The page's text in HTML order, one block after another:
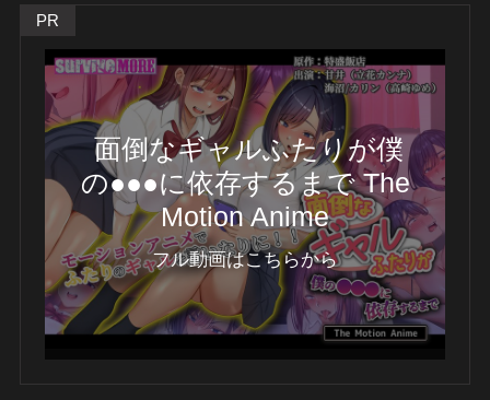
PR
面倒なギャルふたりが僕
の●●●に依存するまで The
Motion Anime
フル動画はこちらから